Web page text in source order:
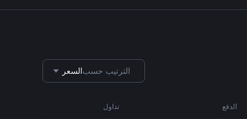
الترتيب حسبالسعر
الدفع تداول